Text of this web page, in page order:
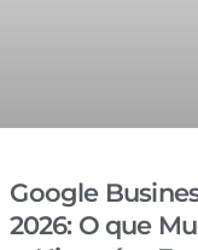
Google
2026: O que